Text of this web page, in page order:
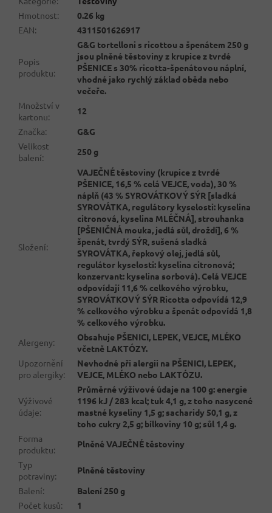
Hmotnost:
0.26 kg
EAN: 4311501626917
Popis
produktu:
G&G tortelloni s ricottou a špenátem 250 g
jsou plněné těstoviny z krupice z tvrdé
PŠENICE s 30% ricotta-špenátovou náplní,
vhodné jako rychlý základ oběda nebo
večeře.
Množství v
kartonu:
12
Značka:
G&G
Velikost
balení:
250 g
Složení:
VAJEČNÉ těstoviny (krupice z tvrdé
PŠENICE, 16,5 % celá VEJCE, voda), 30 %
náplň (43 % SYROVÁTKOVÝ SÝR [sladká
SYROVÁTKA, regulátory kyselosti: kyselina
citronová, kyselina MLÉČNÁ], strouhanka
[PŠENIČNÁ mouka, jedlá sůl, droždí], 6 %
špenát, tvrdý SÝR, sušená sladká
SYROVÁTKA, řepkový olej, jedlá sůl,
regulátor kyselosti: kyselina citronová;
konzervant: kyselina sorbová). Celá VEJCE
odpovídají 11,6 % celkového výrobku,
SYROVÁTKOVÝ SÝR Ricotta odpovídá 12,9
% celkového výrobku a špenát odpovídá 1,8
% celkového výrobku.
Alergeny:
Obsahuje PŠENICI, LEPEK, VEJCE, MLÉKO
včetně LAKTÓZY.
Upozornění
pro alergiky:
Nevhodné při alergii na PŠENICI, LEPEK,
VEJCE, MLÉKO nebo LAKTÓZU.
Výživové
údaje:
Průměrné výživové údaje na 100 g: energie
1196 kJ / 283 kcal; tuk 4,1 g, z toho nasycené
mastné kyseliny 1,5 g; sacharidy 50,1 g, z
toho cukry 2,5 g; bílkoviny 10 g; sůl 1,4 g.
Forma
produktu:
Plněné VAJEČNÉ těstoviny
Typ
potraviny:
Plněné těstoviny
Balení:
Balení 250 g
Počet kusů: 1